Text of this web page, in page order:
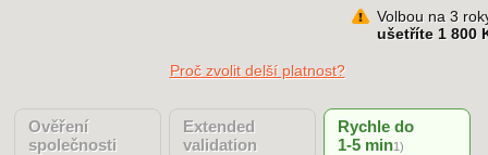
Volbou na 3
ušetříte 1 800
Proč zvolit delší platnost?
Ověření
společnosti
Extended
validation
Rychle do
1-5 min1)